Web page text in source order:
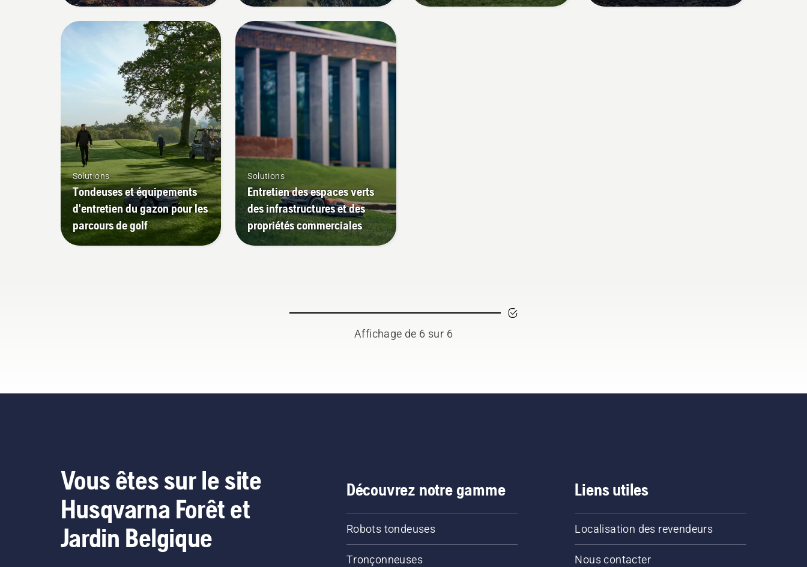
Solutions
Tondeuses et équipements
d'entretien du gazon pour les
parcours de golf
Solutions
Entretien des espaces verts
des infrastructures et des
propriétés commerciales
Affichage de 6 sur 6
Vous êtes sur le site
Husqvarna Forêt et
Jardin Belgique
Découvrez notre gamme
Robots tondeuses
Tronçonneuses
Liens utiles
Localisation des revendeurs
Nous contacter